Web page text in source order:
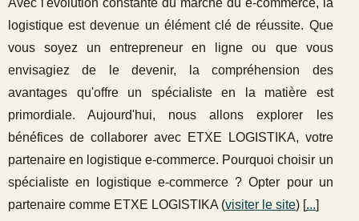
logistique est devenue un élément clé de réussite. Que
vous soyez un entrepreneur en ligne ou que vous
envisagiez de le devenir, la compréhension des
avantages qu'offre un spécialiste en la matière est
primordiale. Aujourd'hui, nous allons explorer les
bénéfices de collaborer avec ETXE LOGISTIKA, votre
partenaire en logistique e-commerce. Pourquoi choisir un
spécialiste en logistique e-commerce ? Opter pour un
partenaire comme ETXE LOGISTIKA (visiter le site) [...]